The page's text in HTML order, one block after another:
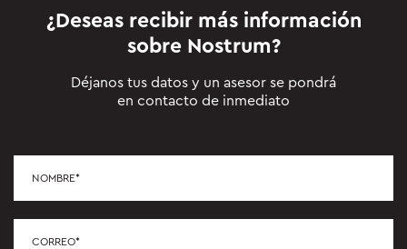
¿Deseas recibir más información
sobre Nostrum?
Déjanos tus datos y un asesor se pondrá
en contacto de inmediato